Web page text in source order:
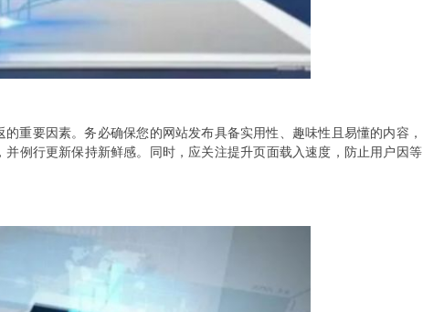
重要因素。务必确保您的网站发布具备实用性、趣味性且易懂的内容，
例行更新保持新鲜感。同时，应关注提升页面载入速度，防止用户因等